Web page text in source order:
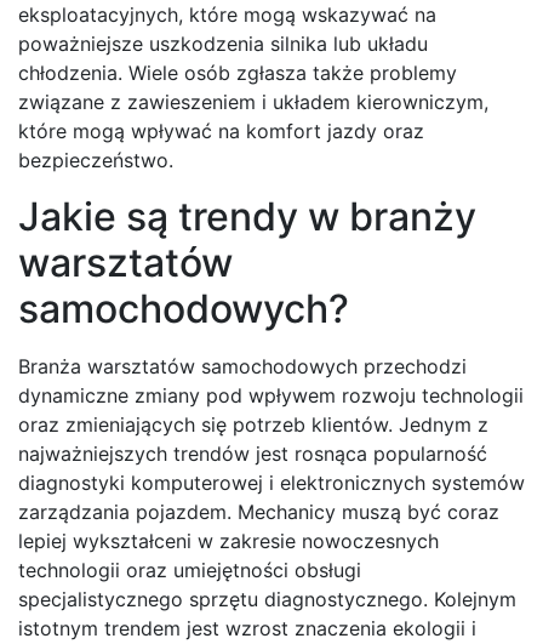
eksploatacyjnych, które mogą wskazywać na
poważniejsze uszkodzenia silnika lub układu
chłodzenia. Wiele osób zgłasza także problemy
związane z zawieszeniem i układem kierowniczym,
które mogą wpływać na komfort jazdy oraz
bezpieczeństwo.
Jakie są trendy w branży
warsztatów
samochodowych?
Branża warsztatów samochodowych przechodzi
dynamiczne zmiany pod wpływem rozwoju technologii
oraz zmieniających się potrzeb klientów. Jednym z
najważniejszych trendów jest rosnąca popularność
diagnostyki komputerowej i elektronicznych systemów
zarządzania pojazdem. Mechanicy muszą być coraz
lepiej wykształceni w zakresie nowoczesnych
technologii oraz umiejętności obsługi
specjalistycznego sprzętu diagnostycznego. Kolejnym
istotnym trendem jest wzrost znaczenia ekologii i